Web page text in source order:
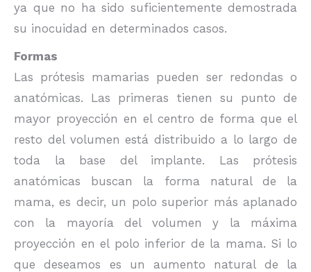
ya que no ha sido suficientemente demostrada
su inocuidad en determinados casos.
Formas
Las prótesis mamarias pueden ser redondas o
anatómicas. Las primeras tienen su punto de
mayor proyección en el centro de forma que el
resto del volumen está distribuido a lo largo de
toda la base del implante. Las prótesis
anatómicas buscan la forma natural de la
mama, es decir, un polo superior más aplanado
con la mayoría del volumen y la máxima
proyección en el polo inferior de la mama. Si lo
que deseamos es un aumento natural de la